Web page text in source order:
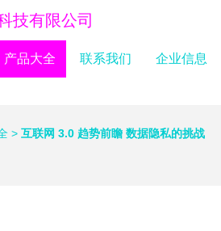
技有限公司
产品大全 联系我们 企业信息
> 互联网 3.0 趋势前瞻 数据隐私的挑战